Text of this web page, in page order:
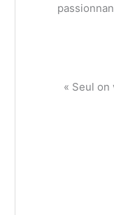
« Seul on